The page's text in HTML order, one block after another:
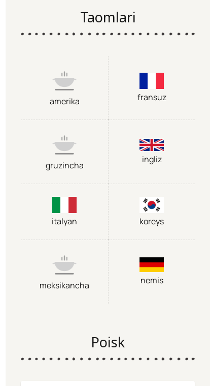
Taomlari
amerika fransuz
gruzincha
ingliz
italyan koreys
meksikancha nemis
Poisk